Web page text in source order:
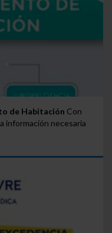
de Habitación Con
información necesaria